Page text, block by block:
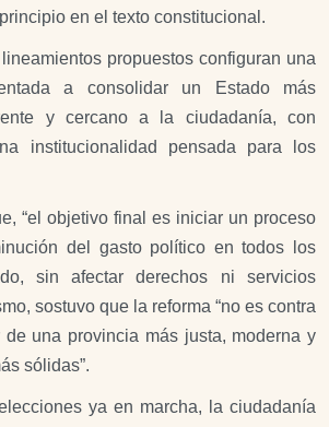
en el texto constitucional.
propuestos configuran una
a consolidar un Estado más
y cercano a la ciudadanía, con
institucionalidad pensada para los
“el objetivo final es iniciar un proceso
del gasto político en todos los
sin afectar derechos ni servicios
sostuvo que la reforma “no es contra
una provincia más justa, moderna y
sólidas”.
ya en marcha, la ciudadanía